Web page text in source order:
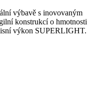
výbavě s inovovaným
konstrukcí o hmotnosti
výkon SUPERLIGHT.